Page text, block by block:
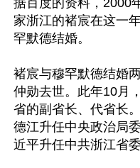
据百度的资料，2000
家浙江的褚宸在这一
罕默德结婚。
褚宸与穆罕默德结婚
仲勋去世。此年10月
省的副省长、代省长
德江升任中央政治局
近平升任中共浙江省委